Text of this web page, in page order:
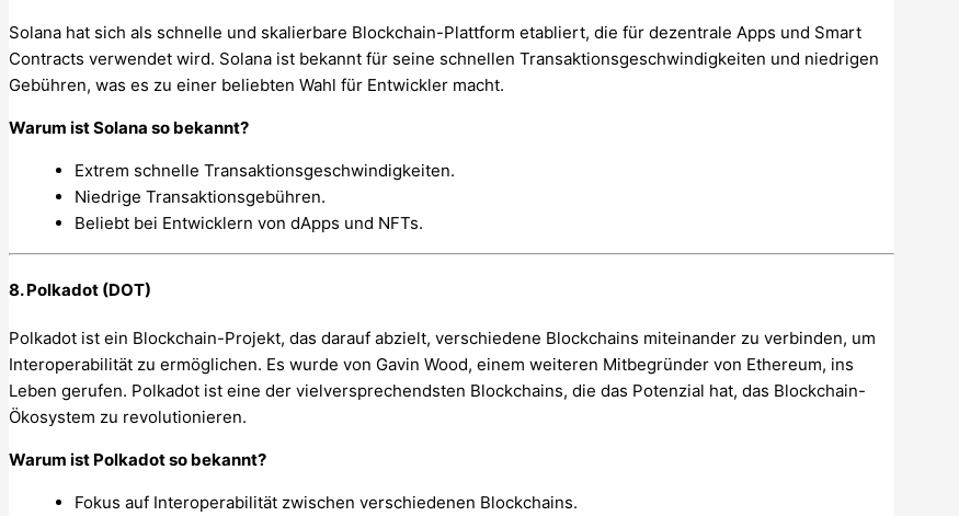
Solana hat sich als schnelle und skalierbare Blockchain-Plattform etabliert, die für dezentrale Apps und Smart
Contracts verwendet wird. Solana ist bekannt für seine schnellen Transaktionsgeschwindigkeiten und niedrigen
Gebühren, was es zu einer beliebten Wahl für Entwickler macht.
Warum ist Solana so bekannt?
Extrem schnelle Transaktionsgeschwindigkeiten.
Niedrige Transaktionsgebühren.
Beliebt bei Entwicklern von dApps und NFTs.
8. Polkadot (DOT)
Polkadot ist ein Blockchain-Projekt, das darauf abzielt, verschiedene Blockchains miteinander zu verbinden, um
Interoperabilität zu ermöglichen. Es wurde von Gavin Wood, einem weiteren Mitbegründer von Ethereum, ins
Leben gerufen. Polkadot ist eine der vielversprechendsten Blockchains, die das Potenzial hat, das Blockchain-
Ökosystem zu revolutionieren.
Warum ist Polkadot so bekannt?
Fokus auf Interoperabilität zwischen verschiedenen Blockchains.